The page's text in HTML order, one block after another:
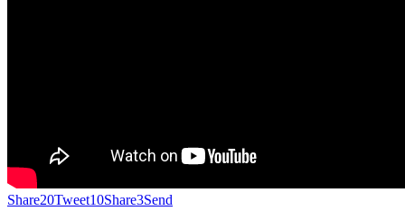
Share20Tweet10Share3Send